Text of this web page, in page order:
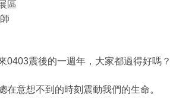
區
0403震後的一週年，大家都過得好嗎？
在意想不到的時刻震動我們的生命。